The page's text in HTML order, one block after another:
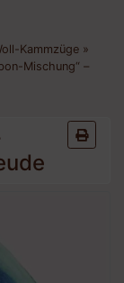
Kammzüge »
Mischung“ –